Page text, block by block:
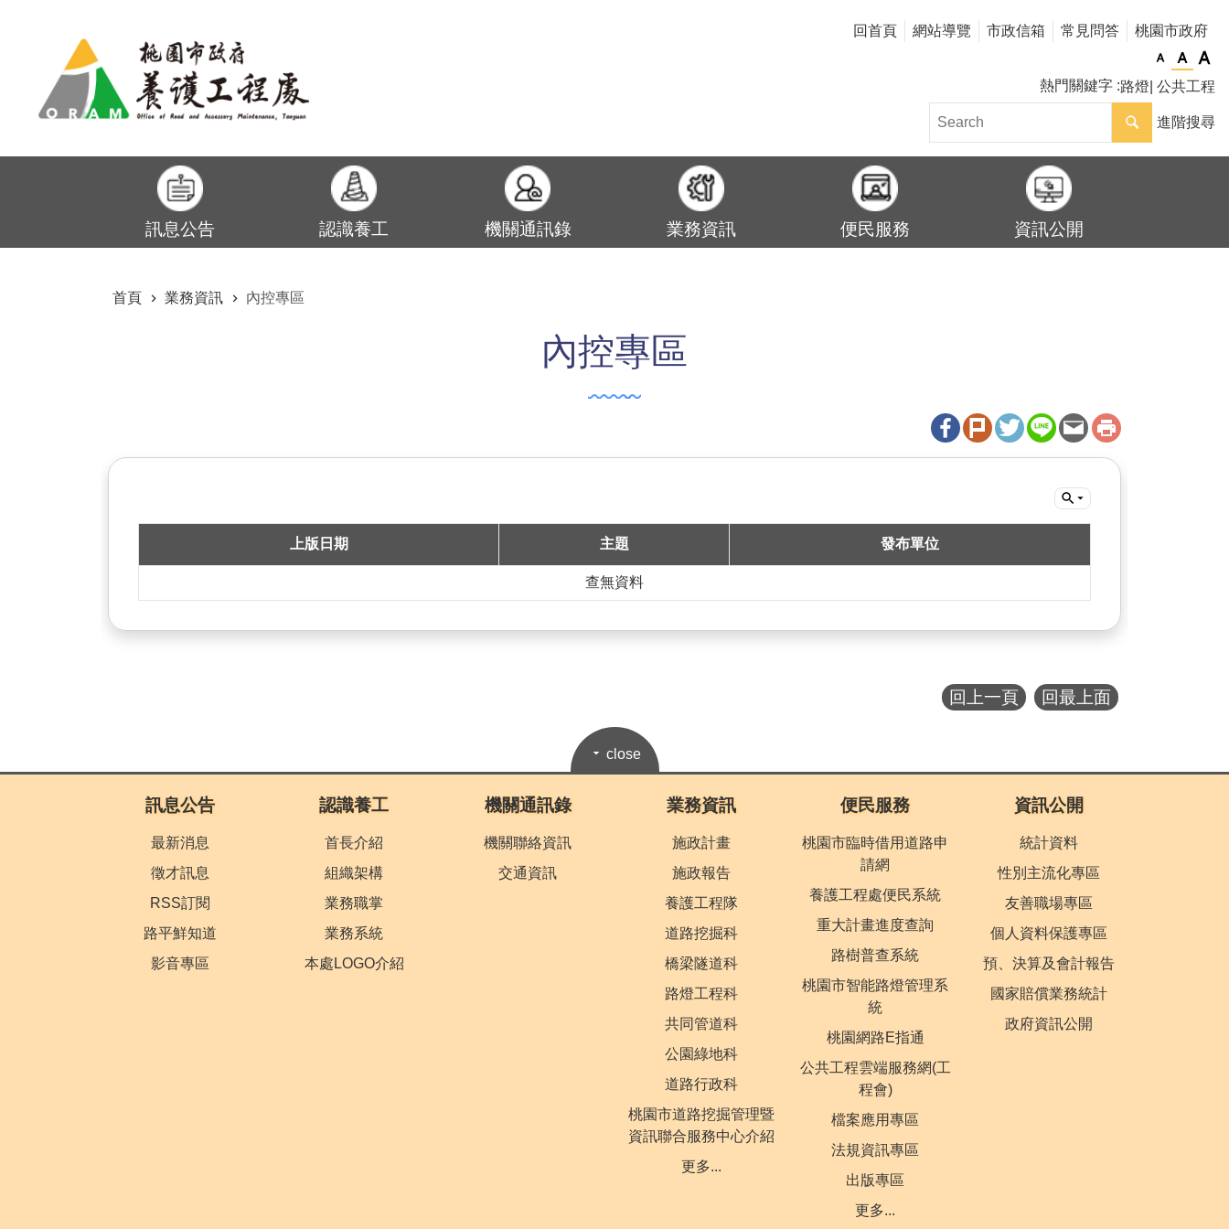
回首頁
網站導覽 市政信箱 常見問答 桃園市政府
熱門關鍵字 路燈 公共工程
進階搜尋
訊息公告 認識養工 機關通訊錄 業務資訊 便民服務 資訊公開
首頁
業務資訊 內控專區
內控專區
上版日期 主題 發布單位
查無資料
回上一頁 回最上面
close
訊息公告
最新消息
徵才訊息
RSS訂閱
路平鮮知道
影音專區
認識養工
首長介紹
組織架構
業務職掌
業務系統
本處LOGO介紹
機關通訊錄
機關聯絡資訊
交通資訊
業務資訊
施政計畫
施政報告
養護工程隊
道路挖掘科
橋梁隧道科
路燈工程科
共同管道科
公園綠地科
道路行政科
桃園市道路挖掘管理暨
資訊聯合服務中心介紹
更多...
便民服務
桃園市臨時借用道路申
請網
養護工程處便民系統
重大計畫進度查詢
路樹普查系統
桃園市智能路燈管理系
統
桃園網路E指通
公共工程雲端服務網(工
程會)
檔案應用專區
法規資訊專區
出版專區
更多...
資訊公開
統計資料
性別主流化專區
友善職場專區
個人資料保護專區
預、決算及會計報告
國家賠償業務統計
政府資訊公開